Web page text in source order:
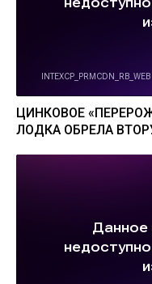
ЦИНКОВОЕ
ЛОДКА ОБРЕЛА